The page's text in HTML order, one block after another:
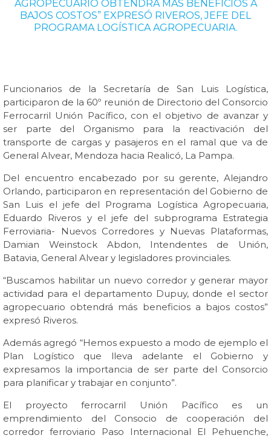
AGROPECUARIO OBTENDRÁ MÁS BENEFICIOS A
BAJOS COSTOS” EXPRESÓ RIVEROS, JEFE DEL
PROGRAMA LOGÍSTICA AGROPECUARIA.
Funcionarios de la Secretaría de San Luis Logística,
participaron de la 60º reunión de Directorio del Consorcio
Ferrocarril Unión Pacífico, con el objetivo de avanzar y
ser parte del Organismo para la reactivación del
transporte de cargas y pasajeros en el ramal que va de
General Alvear, Mendoza hacia Realicó, La Pampa.
Del encuentro encabezado por su gerente, Alejandro
Orlando, participaron en representación del Gobierno de
San Luis el jefe del Programa Logística Agropecuaria,
Eduardo Riveros y el jefe del subprograma Estrategia
Ferroviaria- Nuevos Corredores y Nuevas Plataformas,
Damian Weinstock Abdon, Intendentes de Unión,
Batavia, General Alvear y legisladores provinciales.
“Buscamos habilitar un nuevo corredor y generar mayor
actividad para el departamento Dupuy, donde el sector
agropecuario obtendrá más beneficios a bajos costos”
expresó Riveros.
Además agregó “Hemos expuesto a modo de ejemplo el
Plan Logístico que lleva adelante el Gobierno y
expresamos la importancia de ser parte del Consorcio
para planificar y trabajar en conjunto”.
El proyecto ferrocarril Unión Pacífico es un
emprendimiento del Consocio de cooperación del
corredor ferroviario Paso Internacional El Pehuenche,